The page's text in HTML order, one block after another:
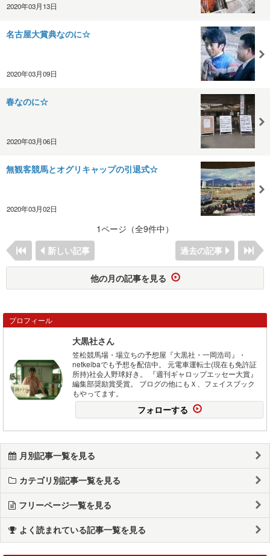
2020年03月13日
名古屋大賞典なのに☆
2020年03月09日
春なのに☆
2020年03月06日
無観客競馬とオグリキャップの引退式☆
2020年03月02日
1ページ（全9件中）
新しい記事
過去の記事
他の月の記事を見る
プロフィール
大黒社さん
笠松競馬場・場立ちの予想屋『大黒社・一岡浩司』・
netkeibaでも予想を配信中。 元電車運転士(現在も免許証
所持)社会人野球好き。 『週刊ギャロップエッセー大賞』
編集部奨励賞受賞。 ブログの他にもＸ、フェイスブック
もやってます。
フォローする
月別記事一覧を見る
カテゴリ別記事一覧を見る
フリーページ一覧を見る
よく読まれている記事一覧を見る